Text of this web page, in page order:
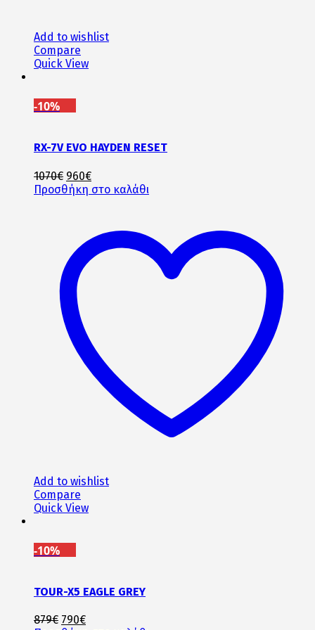
Add to wishlist
Compare
Quick View
-10%
RX-7V EVO HAYDEN RESET
1070€ Original
price
960€Η
τρέχουσα
960€.
Προσθήκη στο καλάθι
Add to wishlist
Compare
Quick View
-10%
TOUR-X5 EAGLE GREY
879€ Original
790€Η